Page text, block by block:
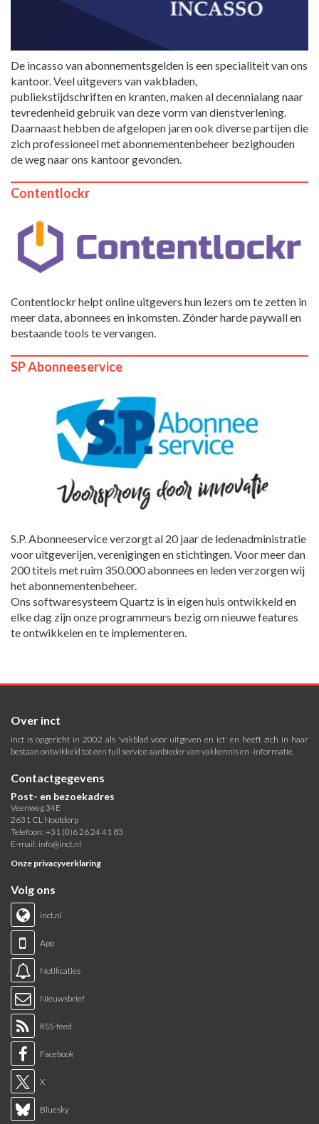
De incasso van abonnementsgelden is een specialiteit van ons
kantoor. Veel uitgevers van vakbladen,
publiekstijdschriften en kranten, maken al decennialang naar
tevredenheid gebruik van deze vorm van dienstverlening.
Daarnaast hebben de afgelopen jaren ook diverse partijen die
zich professioneel met abonnementenbeheer bezighouden
de weg naar ons kantoor gevonden.
Contentlockr
Contentlockr helpt online uitgevers hun lezers om te zetten in
meer data, abonnees en inkomsten. Zónder harde paywall en
bestaande tools te vervangen.
SP Abonneeservice
S.P. Abonneeservice verzorgt al 20 jaar de ledenadministratie
voor uitgeverijen, verenigingen en stichtingen. Voor meer dan
200 titels met ruim 350.000 abonnees en leden verzorgen wij
het abonnementenbeheer.
Ons softwaresysteem Quartz is in eigen huis ontwikkeld en
elke dag zijn onze programmeurs bezig om nieuwe features
te ontwikkelen en te implementeren.
Over inct
inct is opgericht in 2002 als 'vakblad voor uitgeven en ict' en heeft zich in haar
bestaan ontwikkeld tot een full service aanbieder van vakkennis en -informatie.
Contactgegevens
Post- en bezoekadres
Veenweg 34E
2631 CL Nootdorp
Telefoon: +31 (0)6 26 24 41 83
E-mail: info@inct.nl
Onze privacyverklaring
Volg ons
inct.nl
App
Notificaties
Nieuwsbrief
RSS-feed
Facebook
X
Bluesky